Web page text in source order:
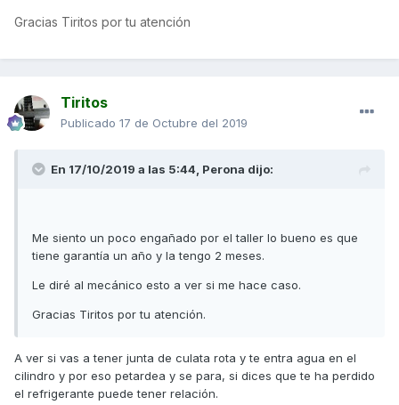
Gracias Tiritos por tu atención
Tiritos
Publicado 17 de Octubre del 2019
En 17/10/2019 a las 5:44, Perona dijo:
Me siento un poco engañado por el taller lo bueno es que
tiene garantía un año y la tengo 2 meses.
Le diré al mecánico esto a ver si me hace caso.
Gracias Tiritos por tu atención.
A ver si vas a tener junta de culata rota y te entra agua en el
cilindro y por eso petardea y se para, si dices que te ha perdido
el refrigerante puede tener relación.